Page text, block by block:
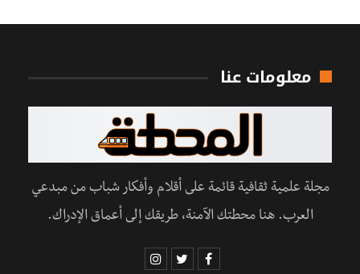
معلومات عنا
مجلة علمية ثقافية قائمة على أقلام وأفكار شباب من مبدعي
العرب. هنا محطتك الآمنة، طريقك إلى أعماق الإدراك.